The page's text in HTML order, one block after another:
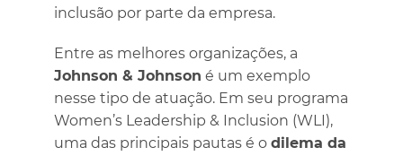
inclusão por parte da empresa.
Entre as melhores organizações, a
Johnson & Johnson é um exemplo
nesse tipo de atuação. Em seu programa
Women’s Leadership & Inclusion (WLI),
uma das principais pautas é o dilema da